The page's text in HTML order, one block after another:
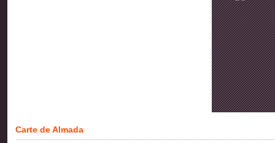
Carte de Almada